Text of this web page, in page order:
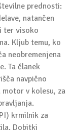
prednosti:
natančen
ter visoko
Kljub temu, ko
neobremenjena
Ta članek
navpično
v kolesu, za
krmilnik za
Dobitki